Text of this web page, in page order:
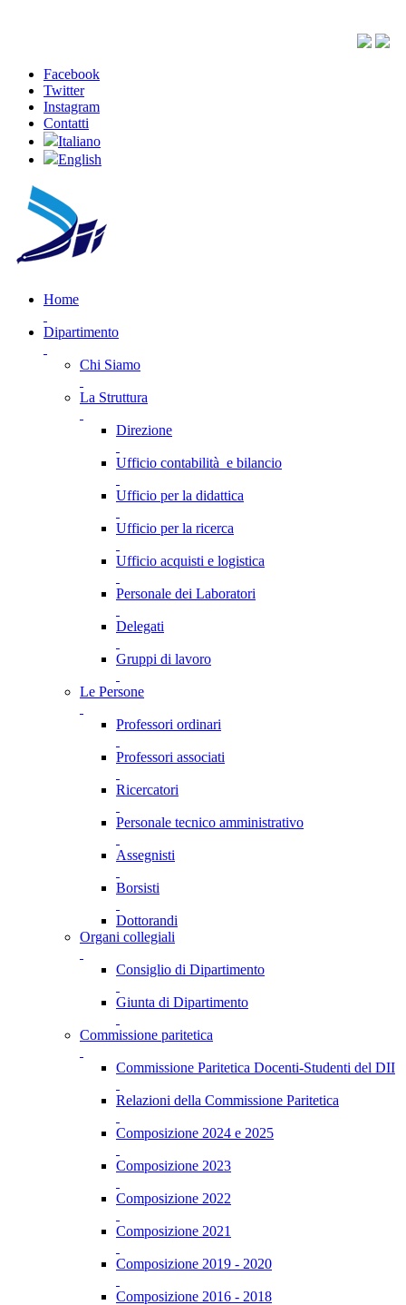
Facebook
Twitter
Instagram
Contatti
Italiano
English
Home
Dipartimento
Chi Siamo
La Struttura
Direzione
Ufficio contabilità e bilancio
Ufficio per la didattica
Ufficio per la ricerca
Ufficio acquisti e logistica
Personale dei Laboratori
Delegati
Gruppi di lavoro
Le Persone
Professori ordinari
Professori associati
Ricercatori
Personale tecnico amministrativo
Assegnisti
Borsisti
Dottorandi
Organi collegiali
Consiglio di Dipartimento
Giunta di Dipartimento
Commissione paritetica
Commissione Paritetica Docenti-Studenti del DII
Relazioni della Commissione Paritetica
Composizione 2024 e 2025
Composizione 2023
Composizione 2022
Composizione 2021
Composizione 2019 - 2020
Composizione 2016 - 2018